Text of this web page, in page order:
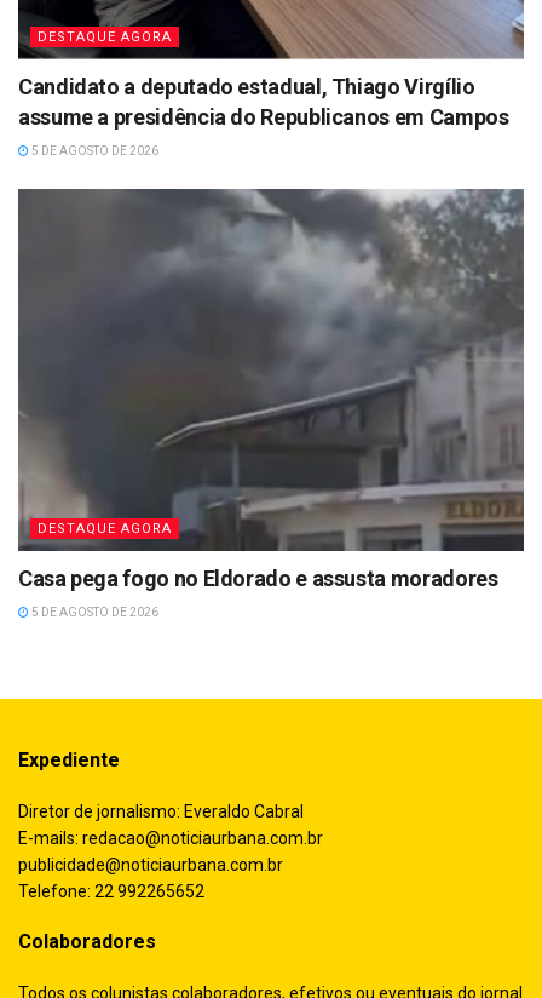
DESTAQUE AGORA
Candidato a deputado estadual, Thiago Virgílio
assume a presidência do Republicanos em Campos
5 DE AGOSTO DE 2026
DESTAQUE AGORA
Casa pega fogo no Eldorado e assusta moradores
5 DE AGOSTO DE 2026
Expediente
Diretor de jornalismo: Everaldo Cabral
E-mails: redacao@noticiaurbana.com.br
publicidade@noticiaurbana.com.br
Telefone: 22 992265652
Colaboradores
Todos os colunistas colaboradores, efetivos ou eventuais do jornal